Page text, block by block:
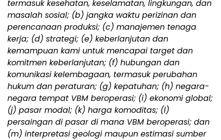
termasuk kesehatan, keselamatan, lingkungan, dan
masalah sosial; (b) jangka waktu perizinan dan
perencanaan produksi; (c) manajemen tenaga
kerja; (d) strategi; (e) keberlanjutan dan
kemampuan kami untuk mencapai target dan
komitmen keberlanjutan; (f) hubungan dan
komunikasi kelembagaan, termasuk perubahan
hukum dan peraturan; (g) kepatuhan; (h) negara-
negara tempat VBM beroperasi; (i) ekonomi global;
(j) pasar modal; (k) harga komoditas; (l)
persaingan di pasar di mana VBM beroperasi; dan
(m) interpretasi geologi maupun estimasi sumber